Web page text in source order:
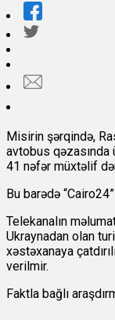
Misirin şərqində,
avtobus qəzasında
41 nəfər müxtəlif
Bu barədə
Telekanalın
Ukraynadan olan
xəstəxanaya
verilmir.
Faktla bağlı